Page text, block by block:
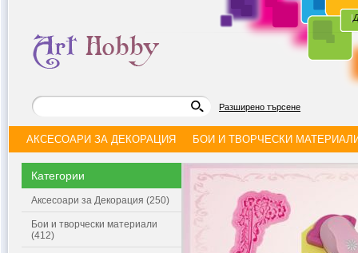
|
Разширено търсене
АКСЕСОАРИ ЗА ДЕКОРАЦИЯ БОИ И ТВОРЧЕСКИ
Категории
Аксесоари за Декорация (250)
Бои и творчески материали
(412)